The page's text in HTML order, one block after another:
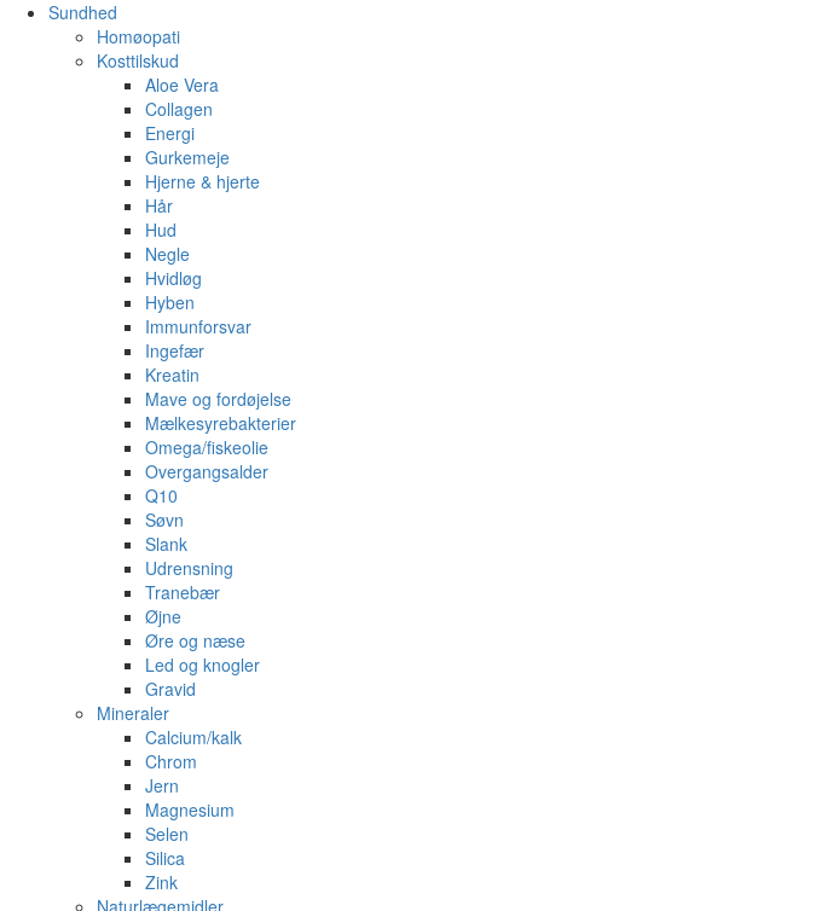
Sundhed
Homøopati
Kosttilskud
Aloe Vera
Collagen
Energi
Gurkemeje
Hjerne & hjerte
Hår
Hud
Negle
Hvidløg
Hyben
Immunforsvar
Ingefær
Kreatin
Mave og fordøjelse
Mælkesyrebakterier
Omega/fiskeolie
Overgangsalder
Q10
Søvn
Slank
Udrensning
Tranebær
Øjne
Øre og næse
Led og knogler
Gravid
Mineraler
Calcium/kalk
Chrom
Jern
Magnesium
Selen
Silica
Zink
Naturlægemidler